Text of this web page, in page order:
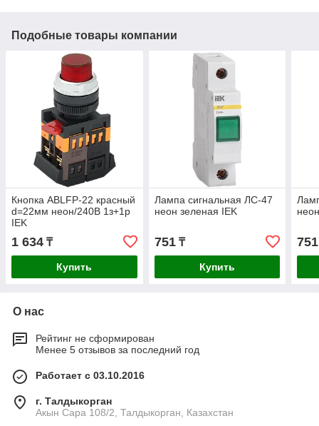
Подобные товары компании
Кнопка ABLFP-22 красный
d=22мм неон/240В 1з+1р
IEK
1 634 ₸
Купить
Лампа сигнальная ЛС-47
неон зеленая IEK
751₸
Купить
751
О нас
Рейтинг не сформирован
Менее 5 отзывов за последний год
Работает с 03.10.2016
г. Талдыкорган
Акын Сара 108/2, Талдыкорган, Казахстан